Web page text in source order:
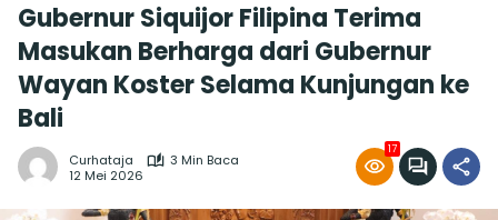
Gubernur Siquijor Filipina Terima
Masukan Berharga dari Gubernur
Wayan Koster Selama Kunjungan ke
Bali
Curhataja
3 Min Baca
12 Mei 2026
17